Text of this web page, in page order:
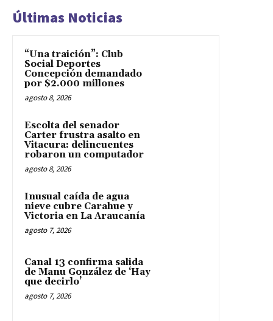
Últimas Noticias
“Una traición”: Club
Social Deportes
Concepción demandado
por $2.000 millones
agosto 8, 2026
Escolta del senador
Carter frustra asalto en
Vitacura: delincuentes
robaron un computador
agosto 8, 2026
Inusual caída de agua
nieve cubre Carahue y
Victoria en La Araucanía
agosto 7, 2026
Canal 13 confirma salida
de Manu González de ‘Hay
que decirlo’
agosto 7, 2026